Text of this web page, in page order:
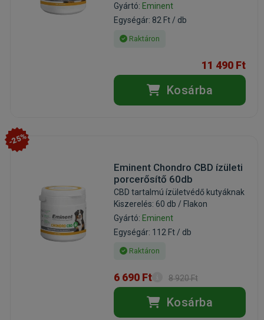
Gyártó: Eminent
Egységár: 82 Ft / db
Raktáron
11 490 Ft
Kosárba
-25%
Eminent Chondro CBD ízületi
porcerősítő 60db
CBD tartalmú ízületvédő kutyáknak
Kiszerelés: 60 db / Flakon
Gyártó: Eminent
Egységár: 112 Ft / db
Raktáron
6 690 Ft 8 920 Ft
Kosárba